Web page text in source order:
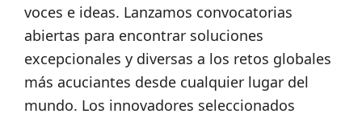
voces e ideas. Lanzamos convocatorias
abiertas para encontrar soluciones
excepcionales y diversas a los retos globales
más acuciantes desde cualquier lugar del
mundo. Los innovadores seleccionados